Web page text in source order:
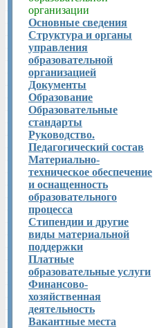
организации
Основные сведения
Структура и органы
управления
образовательной
организацией
Документы
Образование
Образовательные
стандарты
Руководство.
Педагогический состав
Материально-
техническое обеспечение
и оснащенность
образовательного
процесса
Стипендии и другие
виды материальной
поддержки
Платные
образовательные услуги
Финансово-
хозяйственная
деятельность
Вакантные места